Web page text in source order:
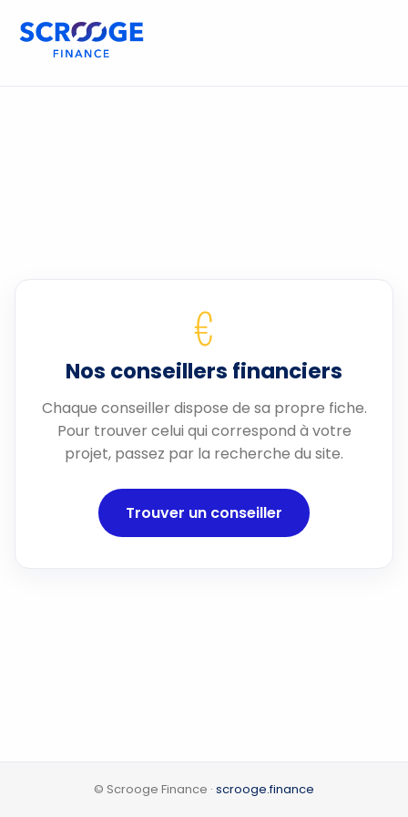
€
Nos conseillers financiers
Chaque conseiller dispose de sa propre fiche.
Pour trouver celui qui correspond à votre
projet, passez par la recherche du site.
Trouver un conseiller
© Scrooge Finance · scrooge.finance